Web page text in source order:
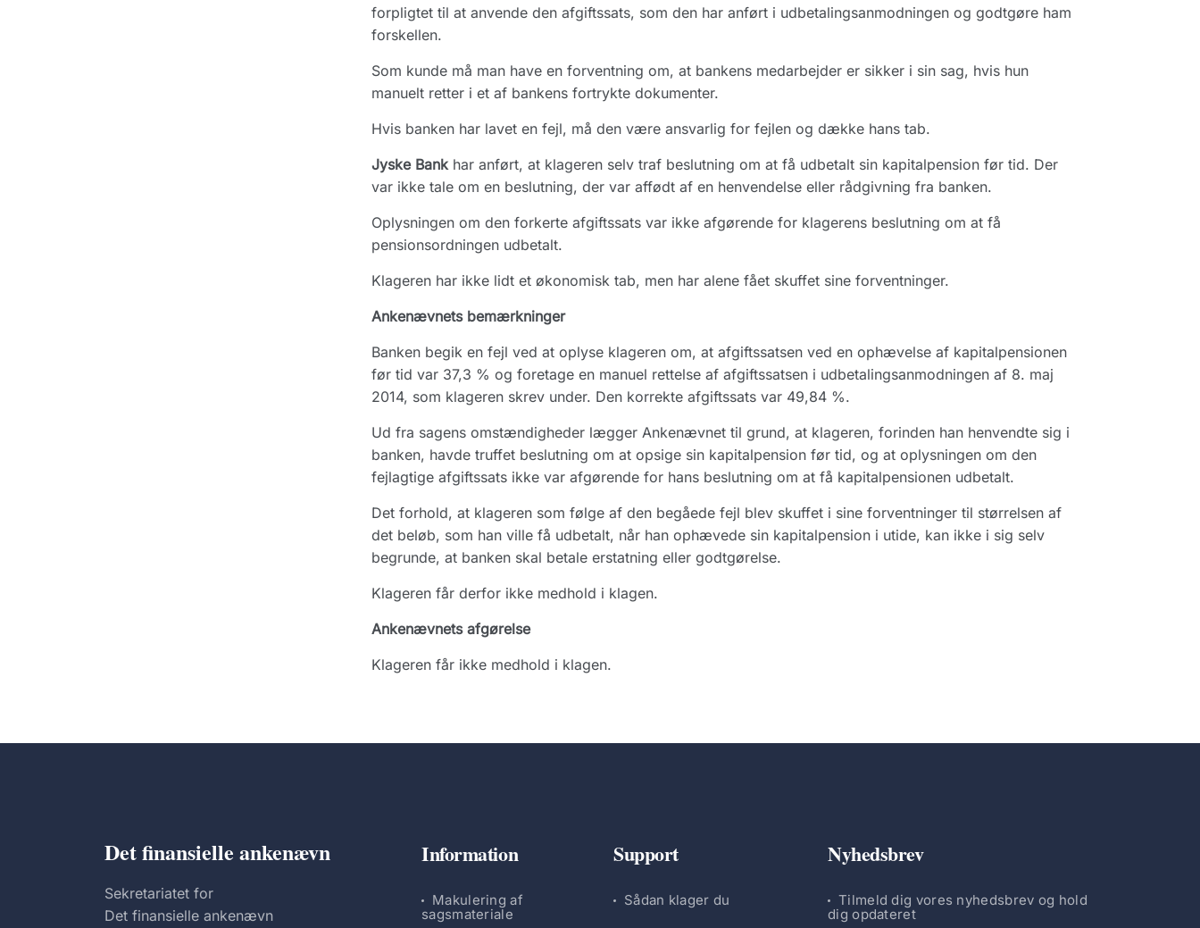
forpligtet til at anvende den afgiftssats, som den har anført i udbetalingsanmodningen og godtgøre ham
forskellen.
Som kunde må man have en forventning om, at bankens medarbejder er sikker i sin sag, hvis hun
manuelt retter i et af bankens fortrykte dokumenter.
Hvis banken har lavet en fejl, må den være ansvarlig for fejlen og dække hans tab.
Jyske Bankhar anført, at klageren selv traf beslutning om at få udbetalt sin kapitalpension før tid. Der
var ikke tale om en beslutning, der var affødt af en henvendelse eller rådgivning fra banken.
Oplysningen om den forkerte afgiftssats var ikke afgørende for klagerens beslutning om at få
pensionsordningen udbetalt.
Klageren har ikke lidt et økonomisk tab, men har alene fået skuffet sine forventninger.
Ankenævnets bemærkninger
Banken begik en fejl ved at oplyse klageren om, at afgiftssatsen ved en ophævelse af kapitalpensionen
før tid var 37,3 % og foretage en manuel rettelse af afgiftssatsen i udbetalingsanmodningen af 8. maj
2014, som klageren skrev under. Den korrekte afgiftssats var 49,84 %.
Ud fra sagens omstændigheder lægger Ankenævnet til grund, at klageren, forinden han henvendte sig i
banken, havde truffet beslutning om at opsige sin kapitalpension før tid, og at oplysningen om den
fejlagtige afgiftssats ikke var afgørende for hans beslutning om at få kapitalpensionen udbetalt.
Det forhold, at klageren som følge af den begåede fejl blev skuffet i sine forventninger til størrelsen af
det beløb, som han ville få udbetalt, når han ophævede sin kapitalpension i utide, kan ikke i sig selv
begrunde, at banken skal betale erstatning eller godtgørelse.
Klageren får derfor ikke medhold i klagen.
Ankenævnets afgørelse
Klageren får ikke medhold i klagen.
Det finansielle ankenævn
Sekretariatet for
Det finansielle ankenævn
Information
Makulering af
sagsmateriale
Support
Sådan klager du
Nyhedsbrev
Tilmeld dig vores nyhedsbrev og hold
dig opdateret